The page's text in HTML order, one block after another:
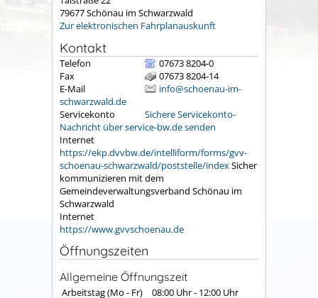
79677Schönau im Schwarzwald
Zur elektronischen Fahrplanauskunft
Kontakt
Telefon
07673 8204-0
Fax
07673 8204-14
E-Mail
info@schoenau-im-
schwarzwald.de
Servicekonto
Sichere Servicekonto-
Nachricht über service-bw.de senden
Internet
https://ekp.dvvbw.de/intelliform/forms/gvv-
schoenau-schwarzwald/poststelle/indexSicher
kommunizieren mit dem
Gemeindeverwaltungsverband Schönau im
Schwarzwald
Internet
https://www.gvvschoenau.de
Öffnungszeiten
Allgemeine Öffnungszeit
Arbeitstag (Mo - Fr) 08:00 Uhr- 12:00 Uhr